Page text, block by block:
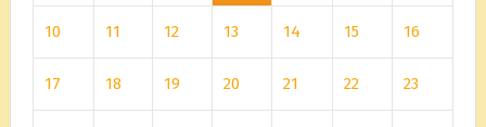
10 11 12 13 14 15 16
17 18 19 20 21 22 23